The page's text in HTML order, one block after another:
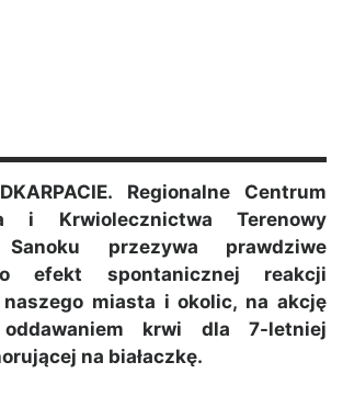
Regionalne Centrum
i Krwiolecznictwa Terenowy
przezywa prawdziwe
efekt spontanicznej reakcji
naszego miasta i okolic, na akcję
krwi dla 7-letniej
na białaczkę.